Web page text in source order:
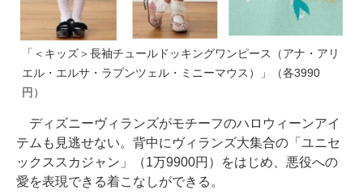
「＜キッズ＞長袖チュールドッキングワンピース（アナ・アリ
エル・エルサ・ラプンツェル・ミニーマウス）」（各3990
円）
ディズニーヴィランズがモチーフのハロウィーンアイ
テムも見逃せない。背中にヴィランズ大集合の「ユニセ
ックススカジャン」（1万9900円）をはじめ、悪役への
愛を表現できる着こなしができる。